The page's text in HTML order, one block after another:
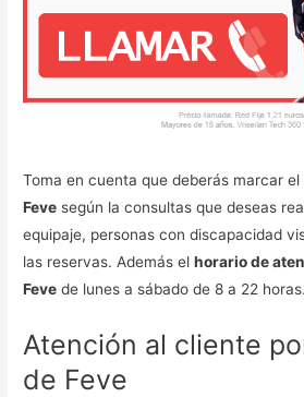
Toma en cuenta que deberás marcar el
Feve según la consultas que deseas
equipaje, personas con discapacidad
las reservas. Además elhorario de
Feve de lunes a sábado de 8 a 22 horas.
Atención al cliente
de Feve